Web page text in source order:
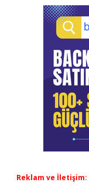
Reklam ve İletişim: